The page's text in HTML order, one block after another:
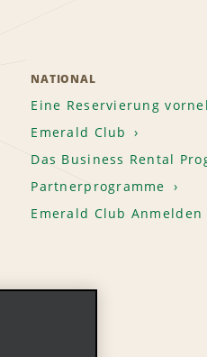
NATIONAL
Eine Reservierung
Emerald Club
Das Business Rental
Partnerprogramme
Emerald Club Anmelden